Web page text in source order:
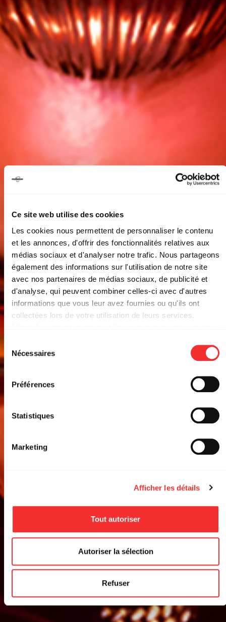
Ce site web utilise des cookies
Les cookies nous permettent de personnaliser le contenu
et les annonces, d'offrir des fonctionnalités relatives aux
médias sociaux et d'analyser notre trafic. Nous partageons
également des informations sur l'utilisation de notre site
avec nos partenaires de médias sociaux, de publicité et
d'analyse, qui peuvent combiner celles-ci avec d'autres
informations que vous leur avez fournies ou qu'ils ont
collectées lors de votre utilisation de leurs services.
Sélection
du
consentement
Nécessaires
Préférences
Statistiques
Marketing
Afficher les détails
Tout autoriser
Autoriser la sélection
Refuser